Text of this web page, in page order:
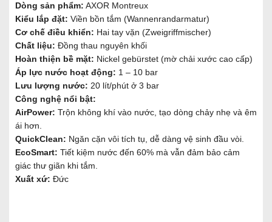
Dòng sản phẩm: AXOR Montreux
Kiểu lắp đặt: Viền bồn tắm (Wannenrandarmatur)
Cơ chế điều khiển: Hai tay vặn (Zweigriffmischer)
Chất liệu: Đồng thau nguyên khối
Hoàn thiện bề mặt: Nickel gebürstet (mờ chải xước cao cấp)
Áp lực nước hoạt động: 1 – 10 bar
Lưu lượng nước: 20 lít/phút ở 3 bar
Công nghệ nổi bật:
AirPower: Trộn không khí vào nước, tạo dòng chảy nhẹ và êm
ái hơn.
QuickClean: Ngăn cặn vôi tích tụ, dễ dàng vệ sinh đầu vòi.
EcoSmart: Tiết kiệm nước đến 60% mà vẫn đảm bảo cảm
giác thư giãn khi tắm.
Xuất xứ: Đức